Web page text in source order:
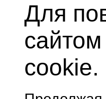
Для
cookie.